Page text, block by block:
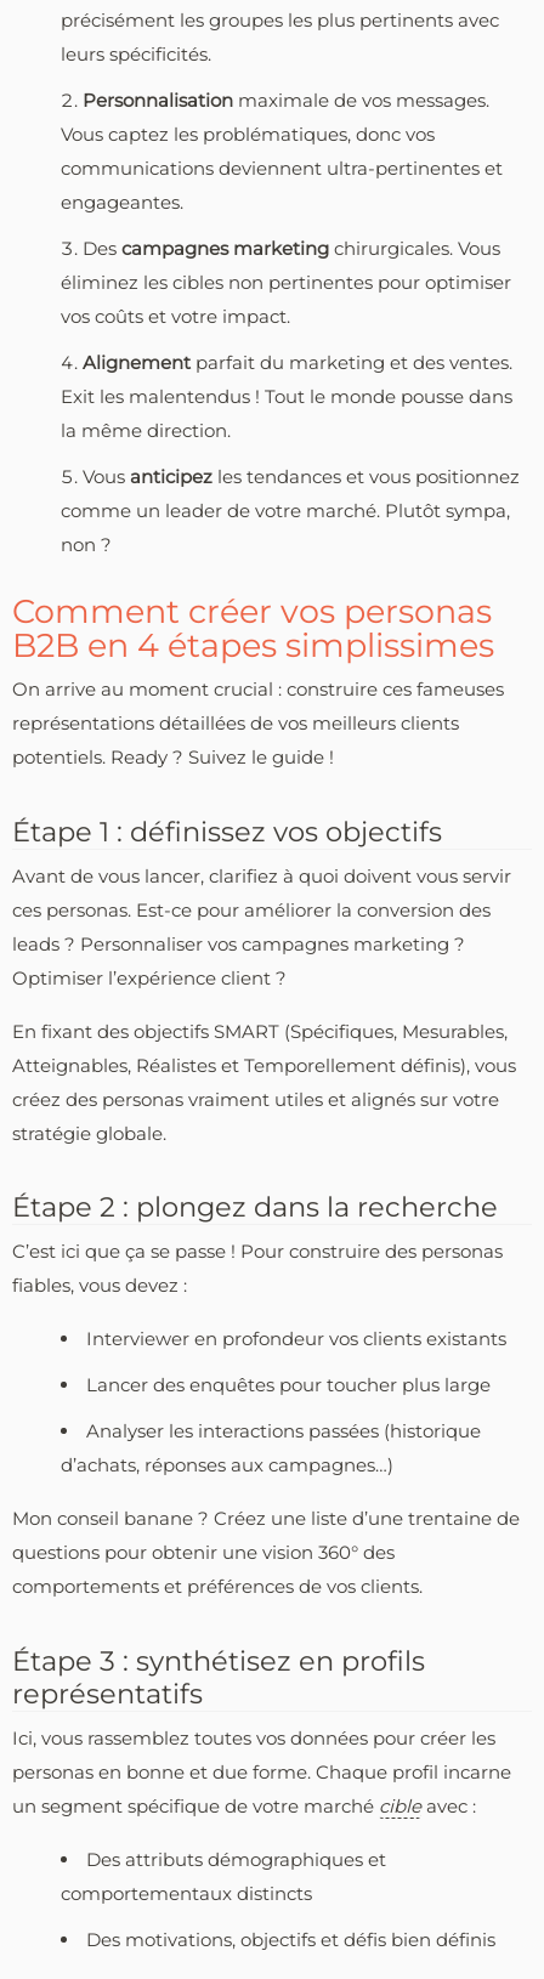
précisément les groupes les plus pertinents avec
leurs spécificités.
Personnalisation maximale de vos messages.
Vous captez les problématiques, donc vos
communications deviennent ultra-pertinentes et
engageantes.
Des campagnes marketing chirurgicales. Vous
éliminez les cibles non pertinentes pour optimiser
vos coûts et votre impact.
Alignement parfait du marketing et des ventes.
Exit les malentendus ! Tout le monde pousse dans
la même direction.
Vous anticipez les tendances et vous positionnez
comme un leader de votre marché. Plutôt sympa,
non ?
Comment créer vos personas
B2B en 4 étapes simplissimes
On arrive au moment crucial : construire ces fameuses
représentations détaillées de vos meilleurs clients
potentiels. Ready ? Suivez le guide !
Étape 1 : définissez vos objectifs
Avant de vous lancer, clarifiez à quoi doivent vous servir
ces personas. Est-ce pour améliorer la conversion des
leads ? Personnaliser vos campagnes marketing ?
Optimiser l’expérience client ?
En fixant des objectifs SMART (Spécifiques, Mesurables,
Atteignables, Réalistes et Temporellement définis), vous
créez des personas vraiment utiles et alignés sur votre
stratégie globale.
Étape 2 : plongez dans la recherche
C’est ici que ça se passe ! Pour construire des personas
fiables, vous devez :
Interviewer en profondeur vos clients existants
Lancer des enquêtes pour toucher plus large
Analyser les interactions passées (historique
d’achats, réponses aux campagnes…)
Mon conseil banane ? Créez une liste d’une trentaine de
questions pour obtenir une vision 360° des
comportements et préférences de vos clients.
Étape 3 : synthétisez en profils
représentatifs
Ici, vous rassemblez toutes vos données pour créer les
personas en bonne et due forme. Chaque profil incarne
un segment spécifique de votre marché cibleavec :
Des attributs démographiques et
comportementaux distincts
Des motivations, objectifs et défis bien définis